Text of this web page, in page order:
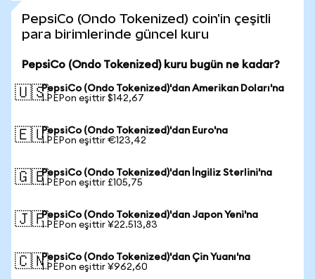
PepsiCo (Ondo Tokenized) coin'in çeşitli
para birimlerinde güncel kuru
PepsiCo (Ondo Tokenized) kuru bugün ne kadar?
🇺🇸PepsiCo (Ondo Tokenized)'dan Amerikan Doları'na
1 PEPon eşittir $142,67
🇪🇺PepsiCo (Ondo Tokenized)'dan Euro'na
1 PEPon eşittir €123,42
🇬🇧PepsiCo (Ondo Tokenized)'dan İngiliz Sterlini'na
1 PEPon eşittir £105,75
🇯🇵PepsiCo (Ondo Tokenized)'dan Japon Yeni'na
1 PEPon eşittir ¥22.513,83
🇨🇳PepsiCo (Ondo Tokenized)'dan Çin Yuanı'na
1 PEPon eşittir ¥962,60